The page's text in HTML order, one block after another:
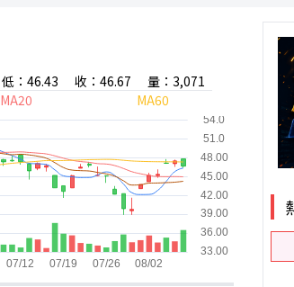
低：46.43 收：46.67
量：3,071
MA20 MA60